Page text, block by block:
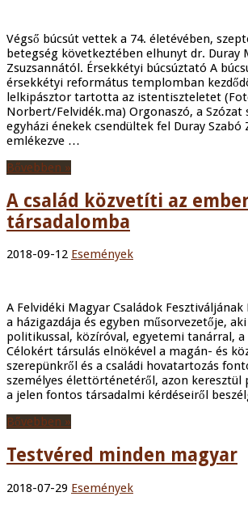
Végső búcsút vettek a 74. életévében,
betegség következtében elhunyt dr. Duray
Zsuzsannától. Érsekkétyi búcsúztató A
érsekkétyi református templomban
lelkipásztor tartotta az istentiszteletet
Norbert/Felvidék.ma) Orgonaszó, a Szózat
egyházi énekek csendültek fel Duray Szabó
emlékezve …
Bővebben »
A család közvetíti az
társadalomba
2018-09-12 Események
A Felvidéki Magyar Családok
a házigazdája és egyben műsorvezetője,
politikussal, közíróval, egyetemi tanárral, a
Célokért társulás elnökével a magán- és
szerepünkről és a családi hovatartozás
személyes élettörténetéről, azon keresztül
a jelen fontos társadalmi kérdéseiről
Bővebben »
Testvéred minden magyar
2018-07-29 Események